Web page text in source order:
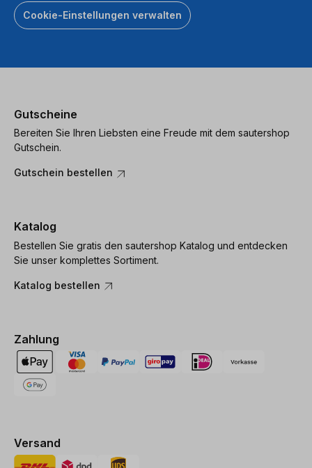
Cookie-Einstellungen verwalten
Gutscheine
Bereiten Sie Ihren Liebsten eine Freude mit dem sautershop
Gutschein.
Gutschein bestellen
Katalog
Bestellen Sie gratis den sautershop Katalog und entdecken
Sie unser komplettes Sortiment.
Katalog bestellen
Zahlung
Versand